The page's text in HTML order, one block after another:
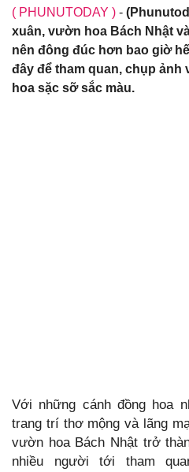
( PHUNUTODAY ) -
xuân, vườn hoa Bách Nhật
nên đông đúc hơn bao giờ
đây để tham quan, chụp
hoa sặc sỡ sắc màu.
Với những cánh đồng hoa
trang trí thơ mộng và lãng
vườn hoa Bách Nhật trở
nhiều người tới tham